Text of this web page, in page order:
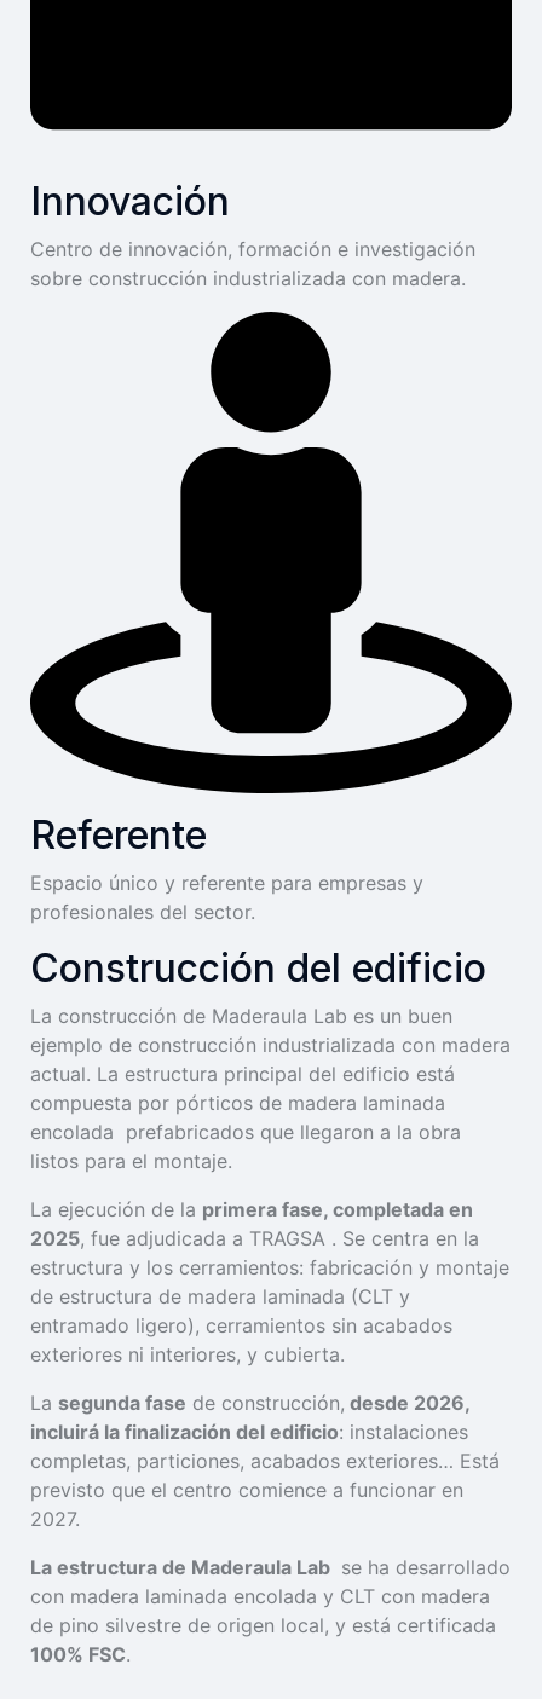
Innovación
Centro de innovación, formación e investigación
sobre construcción industrializada con madera.
Referente
Espacio único y referente para empresas y
profesionales del sector.
Construcción del edificio
La construcción de Maderaula Lab es un buen
ejemplo de construcción industrializada con madera
actual. La estructura principal del edificio está
compuesta por pórticos de madera laminada
encolada prefabricados que llegaron a la obra
listos para el montaje.
La ejecución de la primera fase, completada en
2025, fue adjudicada a TRAGSA . Se centra en la
estructura y los cerramientos: fabricación y montaje
de estructura de madera laminada (CLT y
entramado ligero), cerramientos sin acabados
exteriores ni interiores, y cubierta.
La segunda fase de construcción, desde 2026,
incluirá la finalización del edificio: instalaciones
completas, particiones, acabados exteriores… Está
previsto que el centro comience a funcionar en
2027.
La estructura de Maderaula Lab se ha desarrollado
con madera laminada encolada y CLT con madera
de pino silvestre de origen local, y está certificada
100% FSC.